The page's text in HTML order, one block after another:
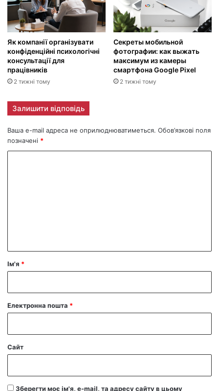
Як компанії організувати
конфіденційні психологічні
консультації для
працівників
2 тижні тому
Секреты мобильной
фотографии: как выжать
максимум из камеры
смартфона Google Pixel
2 тижні тому
Залишити відповідь
Ваша e-mail адреса не оприлюднюватиметься. Обов’язкові поля
позначені *
рІм'я *
Електронна пошта *
Сайт
Зберегти моє ім'я, e-mail, та адресу сайту в цьому